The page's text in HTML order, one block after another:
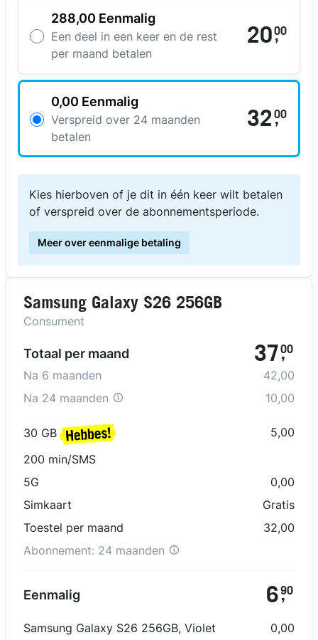
288,00 Eenmalig
Een deel in een keer en de rest
per maand betalen
20,
00
0,00 Eenmalig
Verspreid over 24 maanden
betalen
32,
00
Kies hierboven of je dit in één keer wilt betalen
of verspreid over de abonnementsperiode.
Meer over eenmalige betaling
Samsung Galaxy S26 256GB
Consument
Totaal per maand 37,
00
Na 6 maanden
42,00
Na 24 maanden 10,00
30 GB
5,00
200 min/SMS
5G
0,00
Simkaart
Gratis
Toestel per maand
32,00
Abonnement: 24 maanden
Eenmalig 6,
90
Samsung Galaxy S26 256GB, Violet 0,00